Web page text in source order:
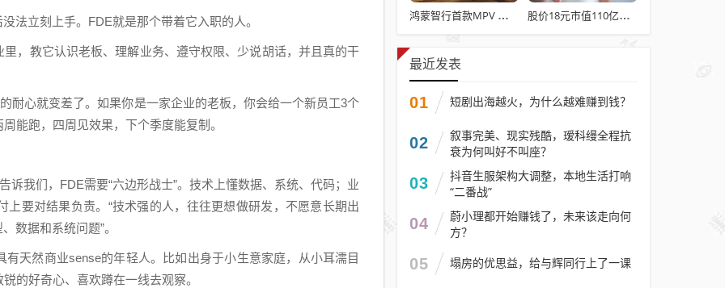
法立刻上手。FDE就是那个带着它入职的人。
，教它认识老板、理解业务、遵守权限、少说胡话，并且真的干
耐心就变差了。如果你是一家企业的老板，你会给一个新员工3个
能跑，四周见效果，下个季度能复制。
我们，FDE需要“六边形战士”。技术上懂数据、系统、代码；业
要对结果负责。“技术强的人，往往更想做研发，不愿意长期出
数据和系统问题”。
天然商业sense的年轻人。比如出身于小生意家庭，从小耳濡目
的好奇心、喜欢蹲在一线去观察。
鸿蒙智行首款MPV 智界V9电池信息曝光：WLTC最远续航223km 股价18元市值110亿，城地香江却被查出连续7季财报失真
最近发表
01 短剧出海越火，为什么越难赚到钱？
02
叙事完美、现实残酷，瑷科缦全程抗
衰为何叫好不叫座？
03
抖音生服架构大调整，本地生活打响
“二番战”
04
蔚小理都开始赚钱了，未来该走向何
方？
05 塌房的优思益，给与辉同行上了一课